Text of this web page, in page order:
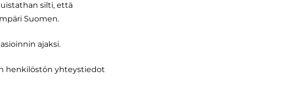
silti, että
Suomen.
ajaksi.
henkilöstön yhteystiedot